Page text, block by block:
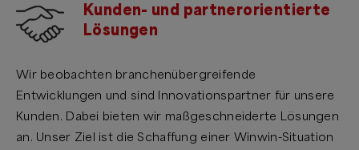
Kunden- und partnerorientierte
Lösungen
Wir beobachten branchenübergreifende
Entwicklungen und sind Innovationspartner für unsere
Kunden. Dabei bieten wir maßgeschneiderte Lösungen
an. Unser Ziel ist die Schaffung einer Winwin-Situation